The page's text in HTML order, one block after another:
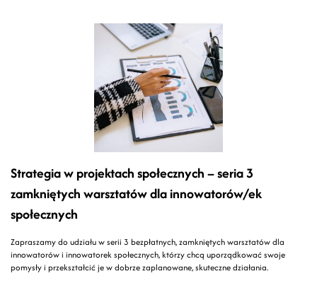
Strategia w projektach społecznych – seria 3
zamkniętych warsztatów dla innowatorów/ek
społecznych
Zapraszamy do udziału w serii 3 bezpłatnych, zamkniętych warsztatów dla
innowatorów i innowatorek społecznych, którzy chcą uporządkować swoje
pomysły i przekształcić je w dobrze zaplanowane, skuteczne działania.